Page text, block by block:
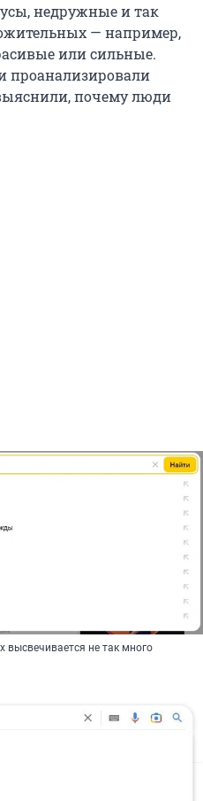
недружные и так
— например,
или сильные.
проанализировали
почему люди
высвечивается не так много